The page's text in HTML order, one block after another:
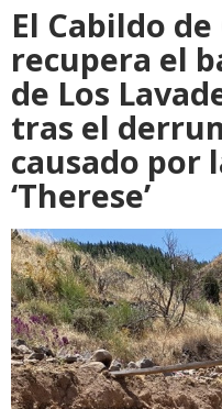
El Cabildo
recupera el
de Los
tras el
causado por
‘Therese’